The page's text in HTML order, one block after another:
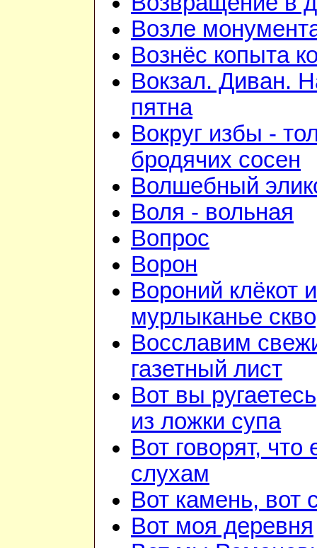
Возле
Вознёс копыта
Вокзал. Диван.
пятна
Вокруг избы -
бродячих сосен
Волшебный
Воля - вольная
Вопрос
Ворон
Вороний клёкот и
мурлыканье
Восславим
газетный лист
Вот вы
из ложки супа
Вот говорят, что
слухам
Вот камень, вот
Вот моя деревня